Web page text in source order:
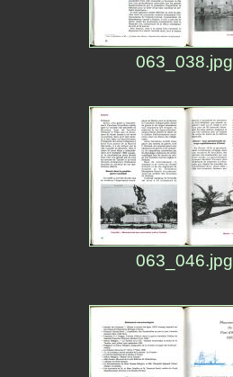
063_038.jpg
063_046.jpg